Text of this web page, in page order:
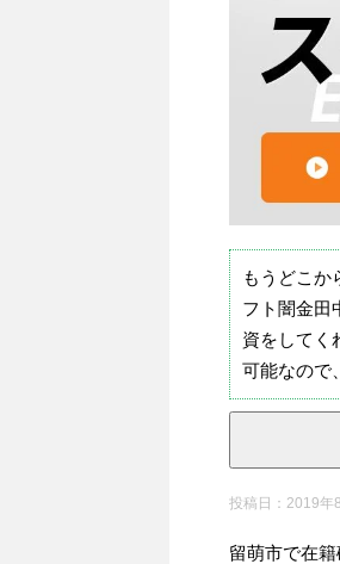
もうどこか
フト闇金田
資をしてく
可能なので
投稿日： 2019年
留萌市で在